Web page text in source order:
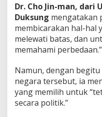
Dr. Cho Jin-man, dari
Duksung mengatakan
membicarakan hal-hal
melewati batas, dan
memahami perbedaan.”
Namun, dengan
negara tersebut, ia
yang memilih untuk
secara politik.”